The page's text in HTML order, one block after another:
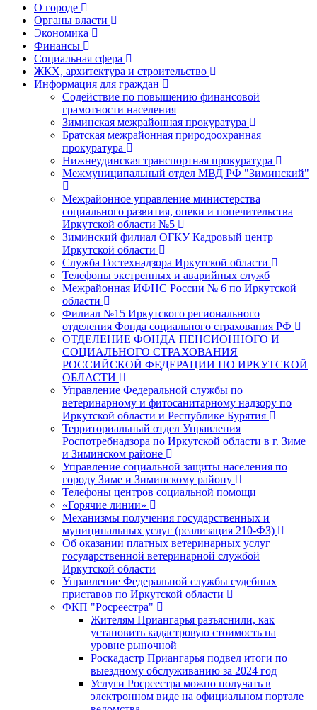
О городе
Органы власти
Экономика
Финансы
Социальная сфера
ЖКХ, архитектура и строительство
Информация для граждан
Содействие по повышению финансовой
грамотности населения
Зиминская межрайонная прокуратура
Братская межрайонная природоохранная
прокуратура
Нижнеудинская транспортная прокуратура
Межмуниципальный отдел МВД РФ "Зиминский"
Межрайонное управление министерства
социального развития, опеки и попечительства
Иркутской области №5
Зиминский филиал ОГКУ Кадровый центр
Иркутской области
Служба Гостехнадзора Иркутской области
Телефоны экстренных и аварийных служб
Межрайонная ИФНС России № 6 по Иркутской
области
Филиал №15 Иркутского регионального
отделения Фонда социального страхования РФ
ОТДЕЛЕНИЕ ФОНДА ПЕНСИОННОГО И
СОЦИАЛЬНОГО СТРАХОВАНИЯ
РОССИЙСКОЙ ФЕДЕРАЦИИ ПО ИРКУТСКОЙ
ОБЛАСТИ
Управление Федеральной службы по
ветеринарному и фитосанитарному надзору по
Иркутской области и Республике Бурятия
Территориальный отдел Управления
Роспотребнадзора по Иркутской области в г. Зиме
и Зиминском районе
Управление социальной защиты населения по
городу Зиме и Зиминскому району
Телефоны центров социальной помощи
«Горячие линии»
Механизмы получения государственных и
муниципальных услуг (реализация 210-ФЗ)
Об оказании платных ветеринарных услуг
государственной ветеринарной службой
Иркутской области
Управление Федеральной службы судебных
приставов по Иркутской области
ФКП "Росреестра"
Жителям Приангарья разъяснили, как
установить кадастровую стоимость на
уровне рыночной
Роскадастр Приангарья подвел итоги по
выездному обслуживанию за 2024 год
Услуги Росреестра можно получать в
электронном виде на официальном портале